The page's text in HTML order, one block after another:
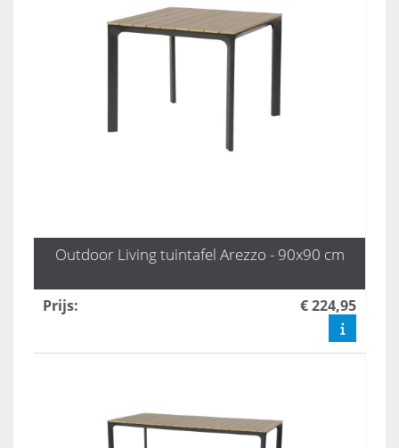
Outdoor Living tuintafel Arezzo - 90x90 cm
Prijs: € 224,95